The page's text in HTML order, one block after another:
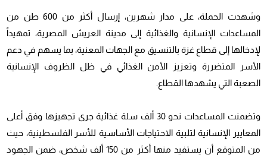
وشهدت الحملة، على مدار شهرين، إرسال أكثر من 600 طن من
المساعدات الإنسانية والغذائية إلى مدينةالعريش المصرية، تمهيداً
لإدخالها إلى قطاع غزة بالتنسيق مع الجهات المعنية، بما يسهم في دعم
الأسر المتضررة وتعزيز الأمن الغذائي في ظل الظروف الإنسانية
الصعبة التي يشهدها القطاع.
وتضمنت المساعدات نحو 30 ألف سلة غذائية جرى تجهيزها وفق أعلى
المعايير الإنسانية لتلبية الاحتياجات الأساسية للأسر الفلسطينية، حيث
من المتوقع أن يستفيد منها أكثر من 150 ألف شخص، ضمن الجهود